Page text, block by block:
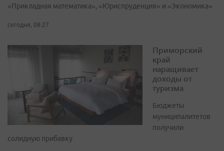
«Прикладная математика», «Юриспруденция» и «Экономика»
сегодня, 08:27
Приморский
край
наращивает
доходы от
туризма
Бюджеты
муниципалитетов
получили
солидную прибавку